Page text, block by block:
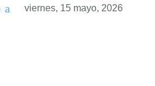
a
viernes, 15 mayo, 2026